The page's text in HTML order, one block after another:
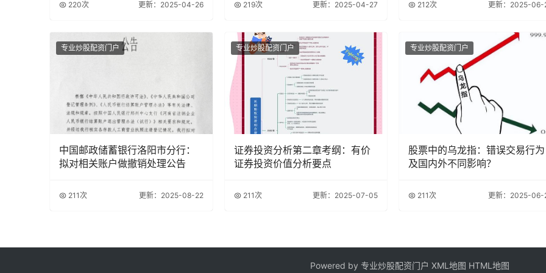
220次 更新：2025-04-26 219次 更新：2025-04-27 212次 更新：2025-06-
专业炒股配资门户
中国邮政储蓄银行洛阳市分行：
拟对相关账户做撤销处理公告
211次 更新：2025-08-22
专业炒股配资门户
证券投资分析第二章考纲：有价
证券投资价值分析要点
211次 更新：2025-07-05
专业炒股配资门户
股票中的乌龙指：错误交易行为
及国内外不同影响？
211次 更新：2025-06-
Powered by 专业炒股配资门户 XML地图 HTML地图